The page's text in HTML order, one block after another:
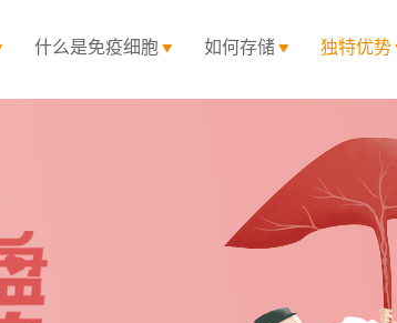
什么是免疫细胞 如何存储 独特优势